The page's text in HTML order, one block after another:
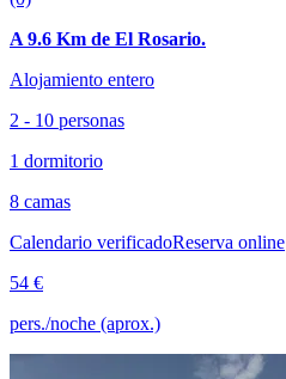
A 9.6 Km de El Rosario.
Alojamiento entero
2 - 10 personas
1 dormitorio
8 camas
Calendario verificadoReserva online
54 €
pers./noche (aprox.)